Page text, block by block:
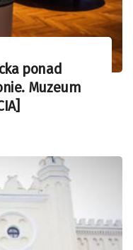
ponad
Muzeum